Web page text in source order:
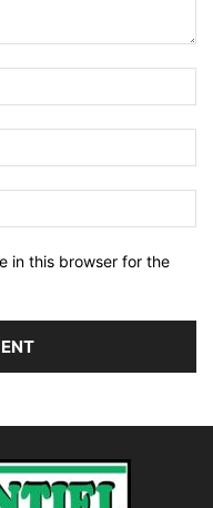
in this browser for the